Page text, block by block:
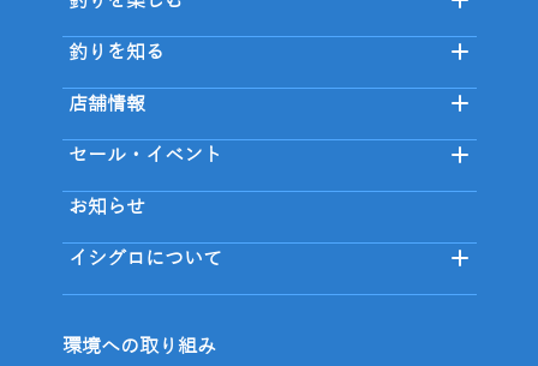
釣りを知る
店舗情報
セール・イベント
お知らせ
イシグロについて
環境への取り組み